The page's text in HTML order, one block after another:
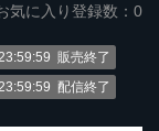
気に入り登録数：0
販売終了
配信終了